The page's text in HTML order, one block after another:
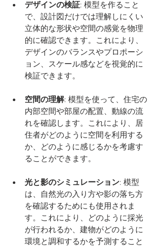
デザインの検証: 模型を作ること
で、設計図だけでは理解しにくい
立体的な形状や空間の感覚を物理
的に確認できます。これにより、
デザインのバランスやプロポーシ
ョン、スケール感などを視覚的に
検証できます。
空間の理解: 模型を使って、住宅の
内部空間や部屋の配置、動線の流
れを確認します。これにより、居
住者がどのように空間を利用する
か、どのように感じるかを考慮す
ることができます。
光と影のシミュレーション: 模型
は、自然光の入り方や影の落ち方
を確認するためにも使用されま
す。これにより、どのように採光
が行われるか、建物がどのように
環境と調和するかを予測すること